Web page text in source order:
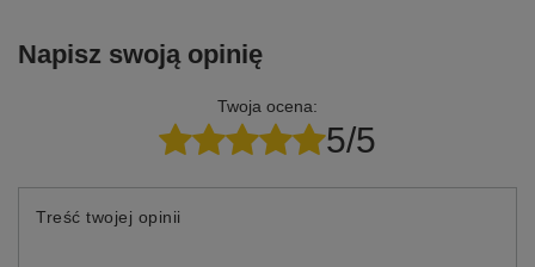
Napisz swoją opinię
Twoja ocena:
5/5
Treść twojej opinii